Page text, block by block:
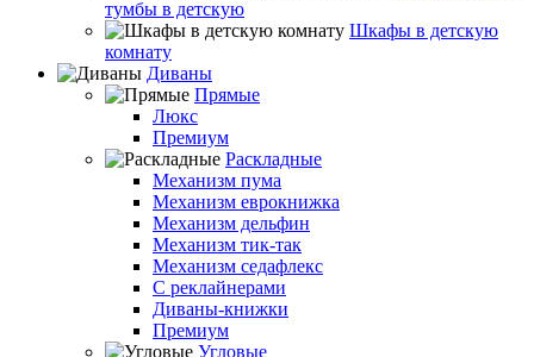
тумбы в детскую
Шкафы в детскую
комнату
Диваны
Прямые
Люкс
Премиум
Раскладные
Механизм пума
Механизм еврокнижка
Механизм дельфин
Механизм тик-так
Механизм седафлекс
С реклайнерами
Диваны-книжки
Премиум
Угловые